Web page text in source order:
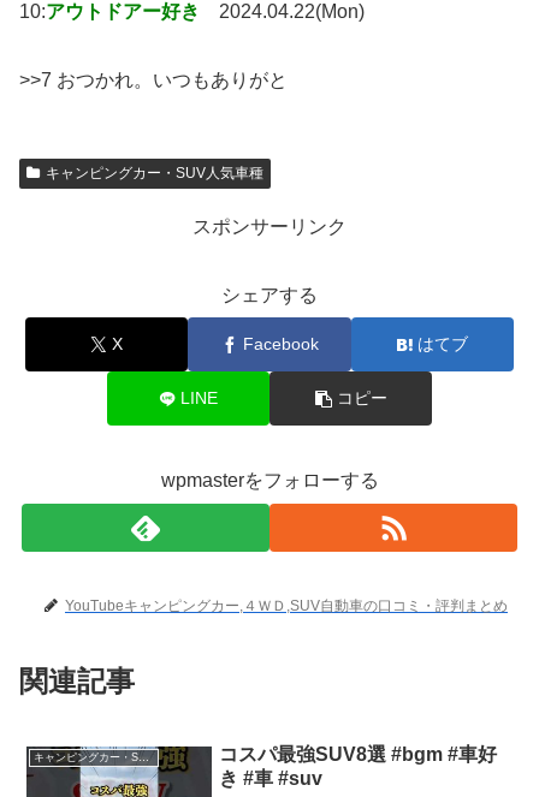
10:アウトドアー好き 2024.04.22(Mon)
>>7 おつかれ。いつもありがと
キャンピングカー・SUV人気車種
スポンサーリンク
シェアする
X Facebook はてブ
LINE コピー
wpmasterをフォローする
YouTubeキャンピングカー,４ＷＤ,SUV自動車の口コミ・評判まとめ
関連記事
キャンピングカー・SUV人気車種
コスパ最強SUV8選 #bgm #車好
き #車 #suv